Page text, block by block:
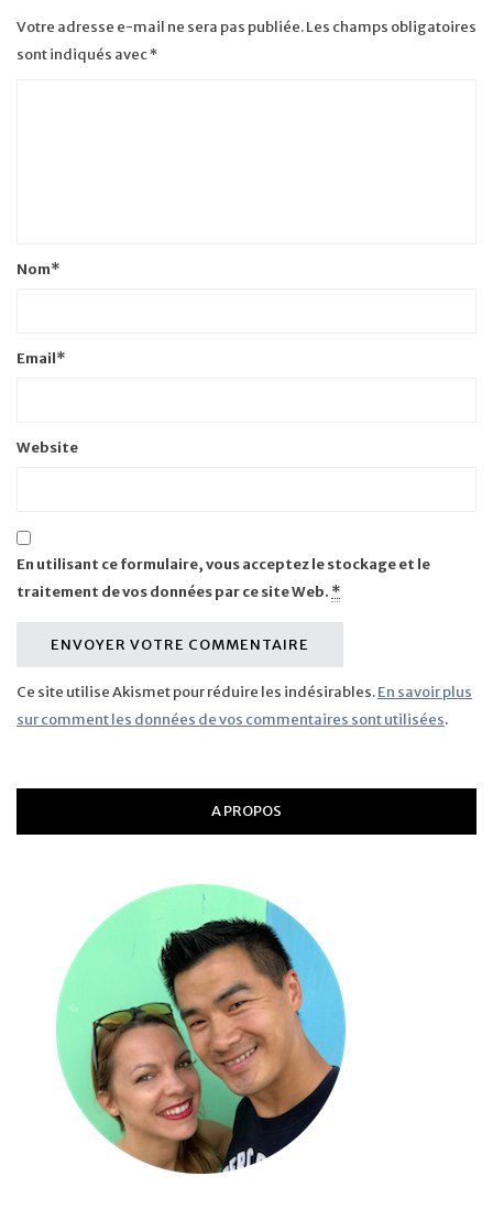
Votre adresse e-mail ne sera pas publiée.Les champs obligatoires
sont indiqués avec*
Nom*
Email*
Website
En utilisant ce formulaire, vous acceptez le stockage et le
traitement de vos données par ce site Web. *
Ce site utilise Akismet pour réduire les indésirables.En savoir plus
sur comment les données de vos commentaires sont utilisées.
A PROPOS